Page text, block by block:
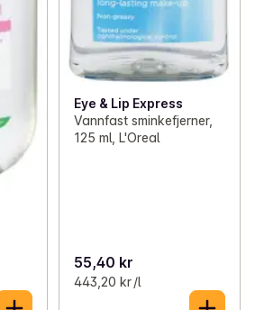
Eye & Lip Express
Vannfast sminkefjerner,
125 ml, L'Oreal
55,40 kr
443,20 kr /l